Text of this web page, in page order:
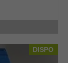
DISPO